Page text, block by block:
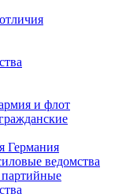
и флот
Германия
ведомства